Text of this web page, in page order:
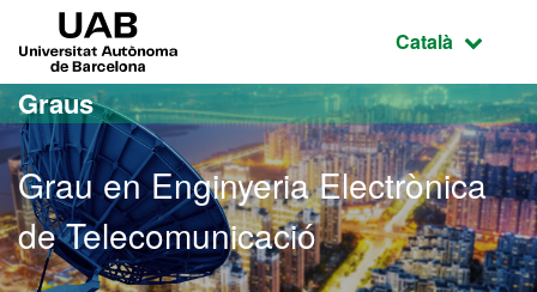
Ves al contingut principal
Ves a la navegació de la pàgina
Idioma
Català
Graus
Grau en Enginyeria Electrònica
de Telecomunicació